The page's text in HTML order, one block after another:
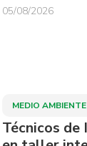
05/08/2026
MEDIO AMBIENTE
Técnicos